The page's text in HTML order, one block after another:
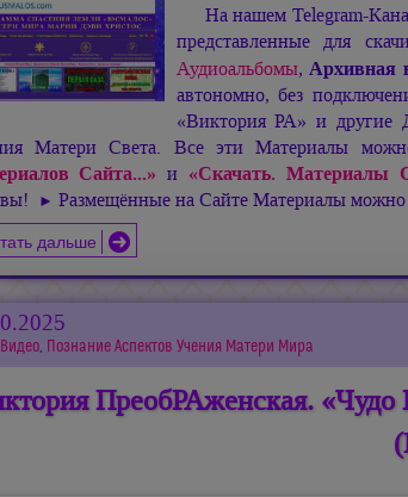
На нашем Telegram-
представленные для
Аудиоальбомы,Архивная
автономно, без
«Виктория РА» и другие
Матери Света. Все эти Материалы
Сайта...» и «Скачать. Материалы
► Размещённые на Сайте Материалы можно
дальше
Видео, Познание Аспектов Учения Матери Мира
ПреобРАженская.